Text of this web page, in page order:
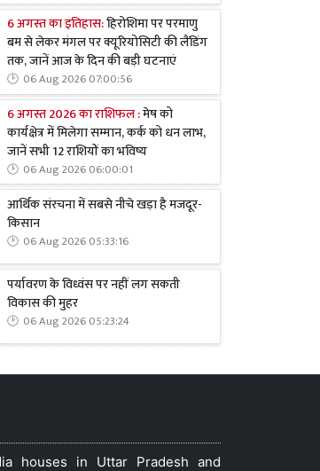
6 अगस्त का इतिहास:हिरोशिमा पर परमाणु
बम से लेकर मंगल पर क्यूरियोसिटी की लैंडिंग
तक, जानें आज के दिन की बड़ी घटनाएं
06 Aug 2026 07:00:56
6 अगस्त 2026 का राशिफल :मेष को
कार्यक्षेत्र में मिलेगा सम्मान, कर्क को धन लाभ,
जानें सभी 12 राशियों का भविष्य
06 Aug 2026 06:00:01
आर्थिक संरचना में सबसे नीचे खड़ा है मजदूर-
किसान
06 Aug 2026 05:33:16
पर्यावरण के विध्वंस पर नहीं लग सकती
विकास की मुहर
06 Aug 2026 05:23:24
houses in Uttar Pradesh and